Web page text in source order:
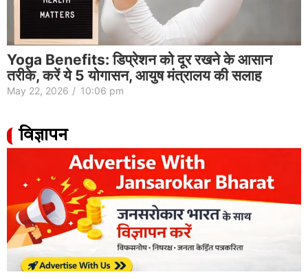
Yoga Benefits: डिप्रेशन को दूर रखने के आसान
तरीके, करें ये 5 योगासन, आयुष मंत्रालय की सलाह
May 22, 2026 / 10:06 pm
विज्ञापन